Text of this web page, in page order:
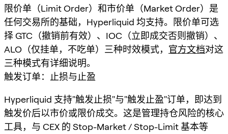
限价单（Limit Order）和市价单（Market Order）是
任何交易所的基础，Hyperliquid 均支持。限价单可选
择 GTC（撤销前有效）、IOC（立即成交否则撤销）、
ALO（仅挂单，不吃单）三种时效模式， 官方文档对这
三种模式有详细说明。
触发订单：止损与止盈
Hyperliquid 支持"触发止损"与"触发止盈"订单，即达到
触发价后以市价或限价成交。这是管理持仓风险的核心
工具，与 CEX 的 Stop-Market / Stop-Limit 基本等